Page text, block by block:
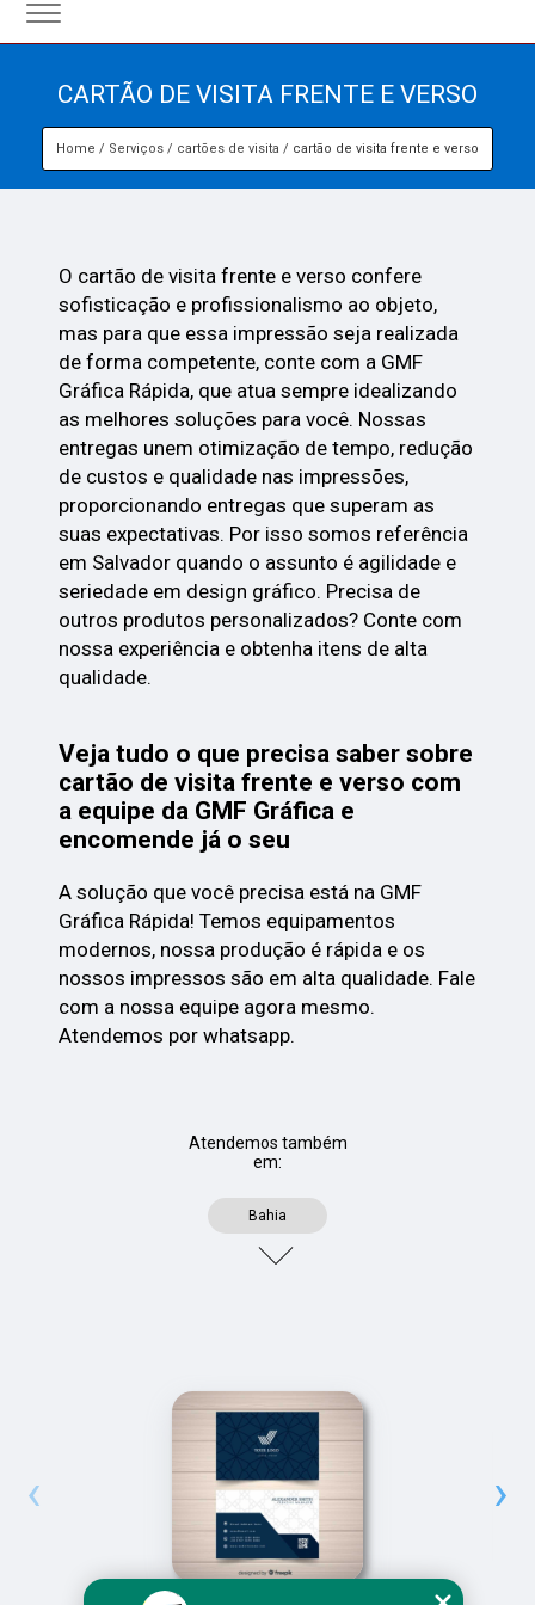
CARTÃO DE VISITA FRENTE E VERSO
Home Serviços cartões de visita cartão de visita frente e verso
O cartão de visita frente e verso confere
sofisticação e profissionalismo ao objeto,
mas para que essa impressão seja realizada
de forma competente, conte com a GMF
Gráfica Rápida, que atua sempre idealizando
as melhores soluções para você. Nossas
entregas unem otimização de tempo, redução
de custos e qualidade nas impressões,
proporcionando entregas que superam as
suas expectativas. Por isso somos referência
em Salvador quando o assunto é agilidade e
seriedade em design gráfico. Precisa de
outros produtos personalizados? Conte com
nossa experiência e obtenha itens de alta
qualidade.
Veja tudo o que precisa saber sobre
cartão de visita frente e verso com
a equipe da GMF Gráfica e
encomende já o seu
A solução que você precisa está na GMF
Gráfica Rápida! Temos equipamentos
modernos, nossa produção é rápida e os
nossos impressos são em alta qualidade. Fale
com a nossa equipe agora mesmo.
Atendemos por whatsapp.
Atendemos também
em:
Bahia
‹ ›